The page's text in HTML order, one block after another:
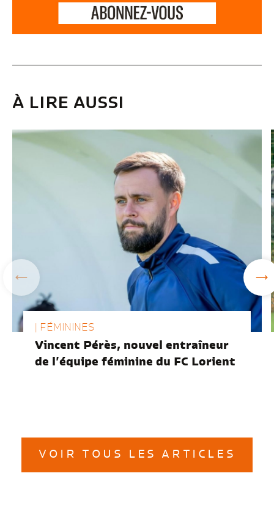
À LIRE AUSSI
| FÉMININES
Vincent Pérès, nouvel entraîneur
de l’équipe féminine du FC Lorient
VOIR TOUS LES ARTICLES